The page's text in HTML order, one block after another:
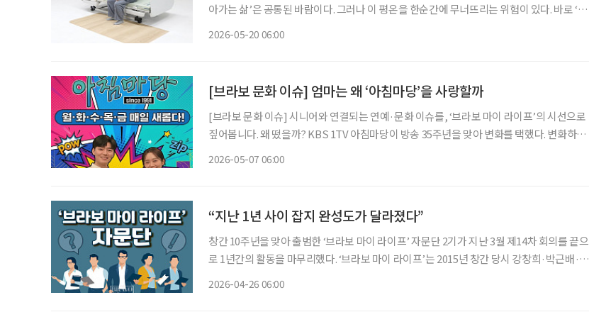
아가는 삶’은 공통된 바람이다. 그러나 이 평온을 한순간에 무너뜨리는 위험이 있다. 바로 ‘낙
2026-05-20 06:00
[브라보 문화 이슈] 엄마는 왜 ‘아침마당’을 사랑할까
[브라보 문화 이슈] 시니어와 연결되는 연예·문화 이슈를, ‘브라보 마이 라이프’의 시선으로
짚어봅니다. 왜 떴을까? KBS 1TV 아침마당이 방송 35주년을 맞아 변화를 택했다. 변화하는
2026-05-07 06:00
“지난 1년 사이 잡지 완성도가 달라졌다”
창간 10주년을 맞아 출범한 ‘브라보 마이 라이프’ 자문단 2기가 지난 3월 제14차 회의를 끝으
로 1년간의 활동을 마무리했다. ‘브라보 마이 라이프’는 2015년 창간 당시 강창희·박근배·박
2026-04-26 06:00